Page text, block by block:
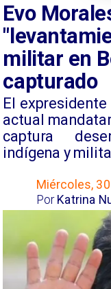
Evo
militar en
capturado
​El
actual
captura
indígena y
Miércoles,
Katrina
Por